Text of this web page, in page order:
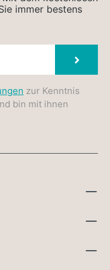
immer bestens
zur Kenntnis
bin mit ihnen